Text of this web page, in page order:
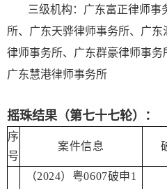
三级机构：广东富正律师事
所、广东天骅律师事务所、广
律师事务所、广东群豪律师事务
广东慧港律师事务所
摇珠结果（第七十七轮）：
序
号
案件信息
（2024）粤0607破申1